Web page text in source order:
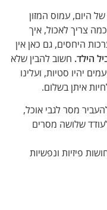
היום, עמוס המזון
צריך לאכול, איך
היחסים, גם כאן אין
הילד. חשוב להבין שלא
יהיו סטיות, ועלינו
איתן בשלום.
מסר לגבי אוכל,
שלושה מסרים
פיזיות ונפשיות